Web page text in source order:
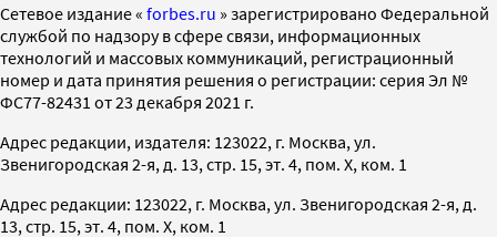
Cетевое издание « forbes.ru » зарегистрировано Федеральной
службой по надзору в сфере связи, информационных
технологий и массовых коммуникаций, регистрационный
номер и дата принятия решения о регистрации: серия Эл №
ФС77-82431 от 23 декабря 2021 г.
Адрес редакции, издателя: 123022, г. Москва, ул.
Звенигородская 2-я, д. 13, стр. 15, эт. 4, пом. X, ком. 1
Адрес редакции: 123022, г. Москва, ул. Звенигородская 2-я, д.
13, стр. 15, эт. 4, пом. X, ком. 1